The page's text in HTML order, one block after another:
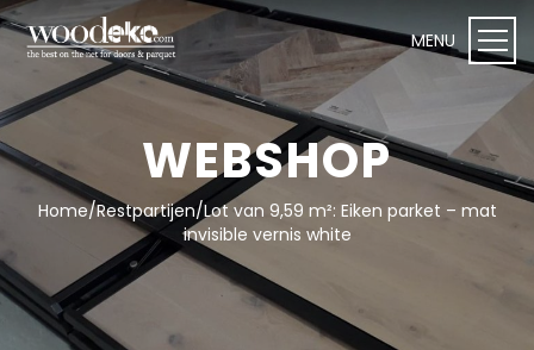
WEBSHOP I Woodeko
Deuren
Plafond- en wandpanelen
WEBSHOP
Home/Restpartijen/Lot van 9,59 m²: Eiken parket – mat
invisible vernis white